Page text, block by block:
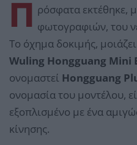
Π
ρόσφατα εκτέθηκε,
φωτογραφιών, του
Το όχημα δοκιμής,
Wuling Hongguang Mini
ονομαστεί Hongguang
ονομασία του μοντέλου,
εξοπλισμένο με ένα
κίνησης.